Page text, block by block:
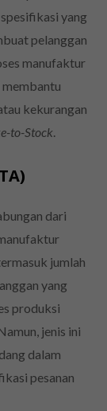
yang
pelanggan
manufaktur
kekurangan
to-Stock.
dari
jumlah
yang
produksi
jenis ini
dalam
pesanan